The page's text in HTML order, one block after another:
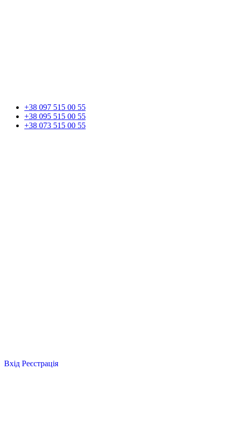
+38 097 515 00 55
+38 095 515 00 55
+38 073 515 00 55
Вхід Реєстрація